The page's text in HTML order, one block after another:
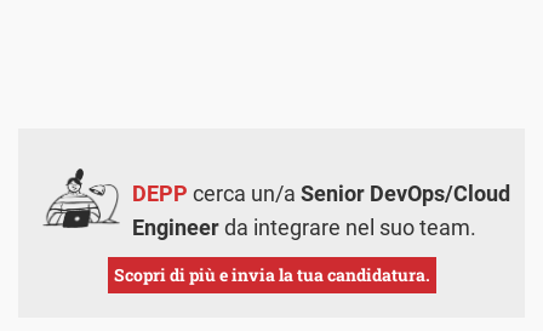
DEPP cerca un/a Senior DevOps/Cloud
Engineerda integrare nel suo team.
Scopri di più e invia la tua candidatura.